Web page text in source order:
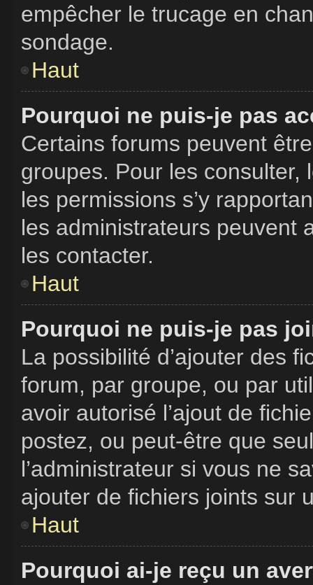
empêcher le trucage en
sondage.
Haut
Pourquoi ne puis-je pas
Certains forums peuvent
groupes. Pour les consulter,
les permissions s’y
les administrateurs peuvent
les contacter.
Haut
Pourquoi ne puis-je pas
La possibilité d’ajouter des
forum, par groupe, ou par
avoir autorisé l’ajout de
postez, ou peut-être que
l’administrateur si vous ne
ajouter de fichiers joints sur
Haut
Pourquoi ai-je reçu un